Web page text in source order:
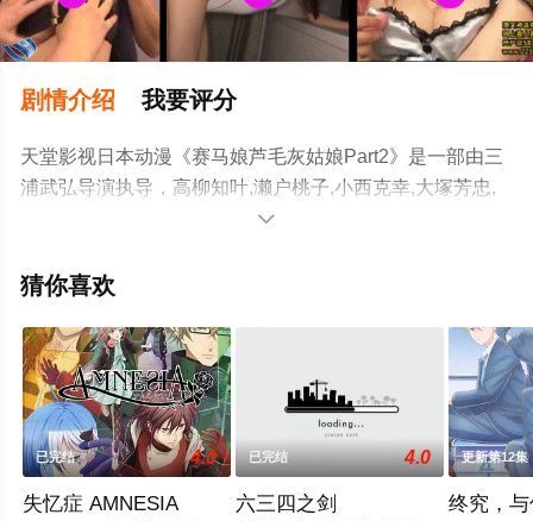
剧情介绍 我要评分
天堂影视日本动漫《赛马娘芦毛灰姑娘Part2》是一部由三
浦武弘导演执导，高柳知叶,濑户桃子,小西克幸,大塚芳忠,
伊濑茉莉也,涩谷彩乃,大地叶,井泽诗织,大空直美,日原步美,
梓,Lynn,天海由梨奈,甲斐田裕子,石上静香,关根明良,高垣彩
清无删减完整版动漫全集就上天堂电影网，更多相关信息
可移步至豆瓣动漫、电视猫或剧情网等平台了解。

猜你喜欢
已完结 4.0
失忆症 AMNESIA
已完结 4.0
六三四之剑
更新第12集
终究，